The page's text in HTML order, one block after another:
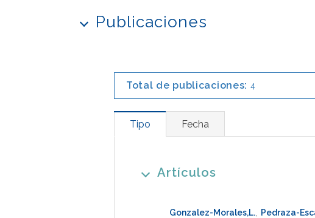
Publicaciones
Total de publicaciones: 4
Tipo Fecha
Artículos
Gonzalez-Morales,L. Pedraza-